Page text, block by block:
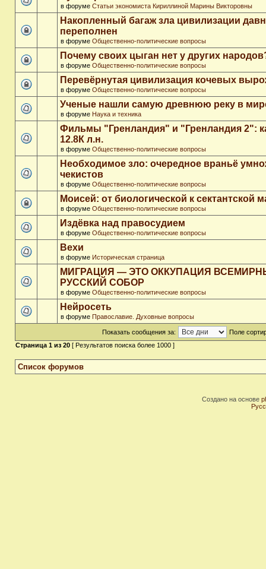
в форуме Статьи экономиста Кириллиной Марины Викторовны
Накопленный багаж зла цивилизации
переполнен
в форуме Общественно-политические вопросы
Почему своих цыган нет у других
в форуме Общественно-политические вопросы
Перевёрнутая цивилизация кочевых
в форуме Общественно-политические вопросы
Ученые нашли самую древнюю реку в
в форуме Наука и техника
Фильмы "Гренландия" и "Гренландия 2":
12.8К л.н.
в форуме Общественно-политические вопросы
Необходимое зло: очередное враньё
чекистов
в форуме Общественно-политические вопросы
Моисей: от биологической к сектантской
в форуме Общественно-политические вопросы
Издёвка над правосудием
в форуме Общественно-политические вопросы
Вехи
в форуме Историческая страница
МИГРАЦИЯ — ЭТО ОККУПАЦИЯ
РУССКИЙ СОБОР
в форуме Общественно-политические вопросы
Нейросеть
в форуме Православие. Духовные вопросы
Показать сообщения за:
Поле
Страница 1 из 20 [ Результатов поиска более 1000 ]
Список форумов
Создано на основе